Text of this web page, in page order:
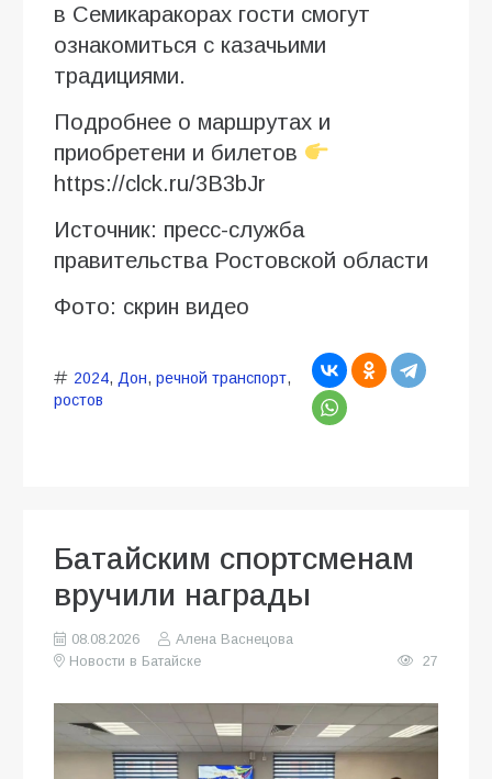
в Семикаракорах гости смогут
ознакомиться с казачьими
традициями.
Подробнее о маршрутах и
приобретени и билетов
https://clck.ru/3B3bJr
Источник: пресс-служба
правительства Ростовской области
Фото: скрин видео
2024, Дон, речной транспорт,
ростов
Батайским спортсменам
вручили награды
08.08.2026
Алена Васнецова
Новости в Батайске
27